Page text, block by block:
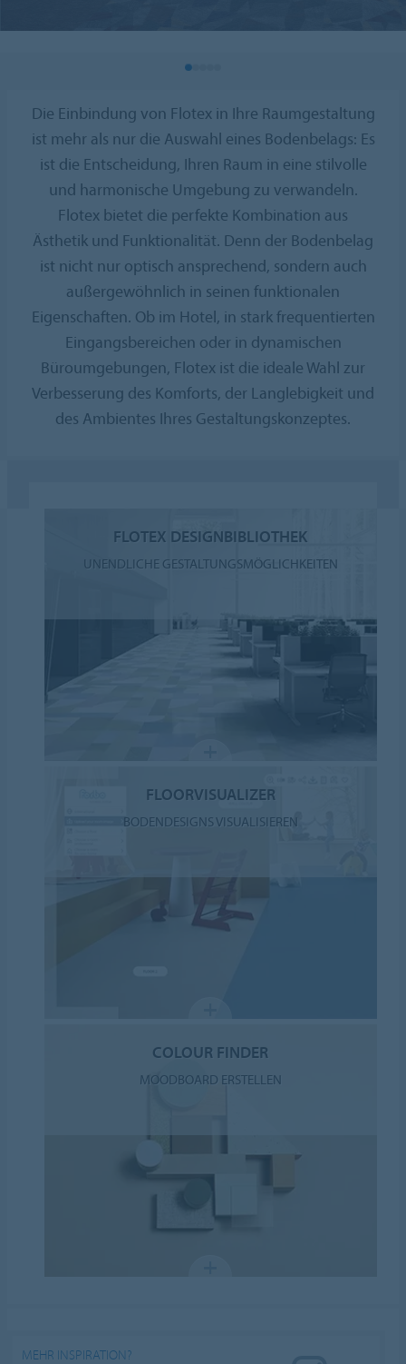
Die Einbindung von Flotex in Ihre Raumgestaltung
ist mehr als nur die Auswahl eines Bodenbelags: Es
ist die Entscheidung, Ihren Raum in eine stilvolle
und harmonische Umgebung zu verwandeln.
Flotex bietet die perfekte Kombination aus
Ästhetik und Funktionalität. Denn der Bodenbelag
ist nicht nur optisch ansprechend, sondern auch
außergewöhnlich in seinen funktionalen
Eigenschaften. Ob im Hotel, in stark frequentierten
Eingangsbereichen oder in dynamischen
Büroumgebungen, Flotex ist die ideale Wahl zur
Verbesserung des Komforts, der Langlebigkeit und
des Ambientes Ihres Gestaltungskonzeptes.
FLOTEX DESIGNBIBLIOTHEK
UNENDLICHE GESTALTUNGSMÖGLICHKEITEN
FLOORVISUALIZER
BODENDESIGNS VISUALISIEREN
COLOUR FINDER
MOODBOARD ERSTELLEN
MEHR INSPIRATION?